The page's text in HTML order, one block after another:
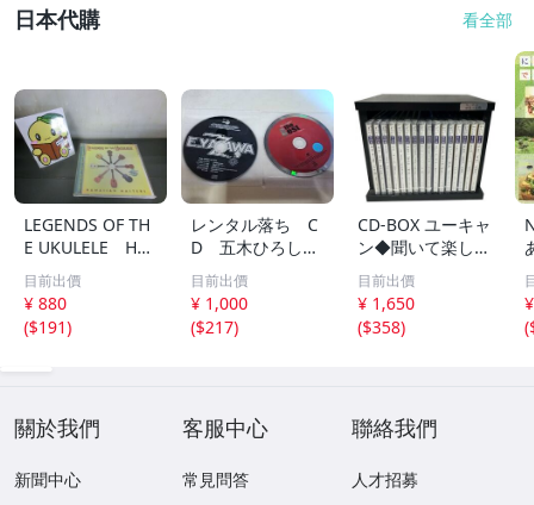
日本代購 看全部
LEGENDS OF TH
E UKULELE HA
WAIIAN MASTER
S ウクレレ ハワ
イ 169
目前出價
¥ 880
($191)
レンタル落ち C
D 五木ひろし
高橋真梨子 他
中古品
目前出價
¥ 1,000
($217)
CD-BOX ユーキャ
ン◆聞いて楽しむ
日本の名作 第1巻
～第16巻 未開封
品混在 木箱付き
目前出價
¥ 1,650
($358)
(
關於我們
新聞中心
客服中心
常見問答
聯絡我們
人才招募